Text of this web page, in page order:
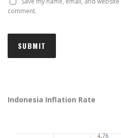
comment.
Indonesia Inflation Rate